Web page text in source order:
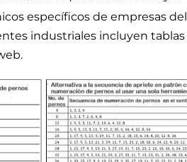
específicos de empresas
industriales incluyen